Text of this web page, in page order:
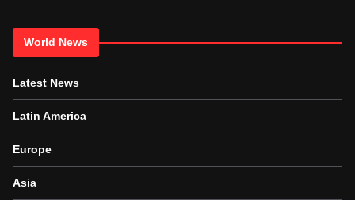
World News
Latest News
Latin America
Europe
Asia